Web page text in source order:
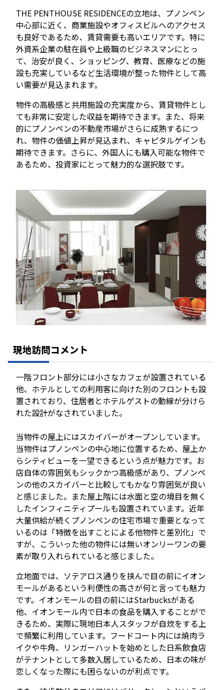
THE PENTHOUSE RESIDENCEの立地は、プノンペン
中心部に近く、商業施設やオフィスビルへのアクセス
も良好であるため、賃貸需要も高いエリアです。特に
外資系企業の駐在員や上級職のビジネスマンにとっ
て、治安が良く、ショッピング、教育、医療などの施
設も充実しているなど生活環境が整った物件として高
い需要が見込まれます。
物件の高級感と共用施設の充実度から、賃貸物件とし
ても非常に安定した収益を期待できます。また、将来
的にプノンペンの不動産市場がさらに成熟するにつ
れ、物件の価値上昇が見込まれ、キャピタルゲインも
期待できます。さらに、外国人にも購入可能な物件で
あるため、投資家にとって魅力的な選択肢です。
現地訪問コメント
一階フロント部分には小さなカフェが設置されている
他、ホテルとしての利用客に向けた別のフロントも設
置されており、住居者とホテルゲストの動線が分けら
れた設計がなされていました。
当物件の屋上にはスカイバーがオープンしています。
当物件はプノンペンの中心地に位置するため、屋上か
らシティビューを一望できるという点が魅力です。お
店自体の雰囲気もシックかつ高級感があり、プノンペ
ンの他のスカイバーと比較してもかなり雰囲気が良い
と感じました。また屋上階には水面と空の境目を無く
したインフィニティプールも設置されています。近年
大量供給が続くプノンペンの住宅市場で重要となって
いるのは「特徴を出すことによる他物件と差別化」で
すが、こういった他の物件には無いオンリーワンの要
素が取り入れられていると感じました。
立地面では、ソテアロス通りを挟んで目の前にイオン
モールがあるという利便性の高さが何と言っても魅力
です。イオンモールの目の前にはStarbucksがある
他、イオンモール内で日本の食品を購入することがで
きるため、実際に現地日本人スタッフが自炊をする上
で頻繁に利用しています。フードコート内には焼肉ラ
イクや牛角、リンガーハットを始めとした日系飲食店
がテナントとして多数入居しているため、日本の味が
恋しくなった際にも困らないのが利点です。